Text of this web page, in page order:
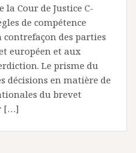
la Cour de Justice C-
de compétence
des parties
européen et aux
Le prisme du
décisions en matière de
du brevet
[…]